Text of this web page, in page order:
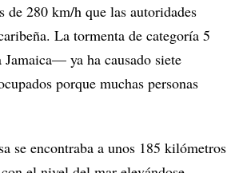
de 280 km/h que las autoridades
La tormenta de categoría 5
ya ha causado siete
porque muchas personas
se encontraba a unos 185 kilómetros